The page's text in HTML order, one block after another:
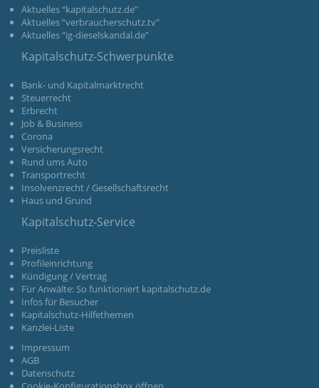
Aktuelles “kapitalschutz.de”
Aktuelles “verbraucherschutz.tv"
Aktuelles “ig-dieselskandal.de”
Kapitalschutz-Schwerpunkte
Bank- und Kapitalmarktrecht
Steuerrecht
Erbrecht
Job & Business
Corona
Versicherungsrecht
Rund ums Auto
Transportrecht
Insolvenzrecht / Gesellschaftsrecht
Haus und Grund
Kapitalschutz-Service
Preisliste
Profileinrichtung
Kündigung / Vertrag
Für Anwälte: So funktioniert kapitalschutz.de
Infos für Besucher
Kapitalschutz-Hilfethemen
Kanzlei-Liste
Impressum
AGB
Datenschutz